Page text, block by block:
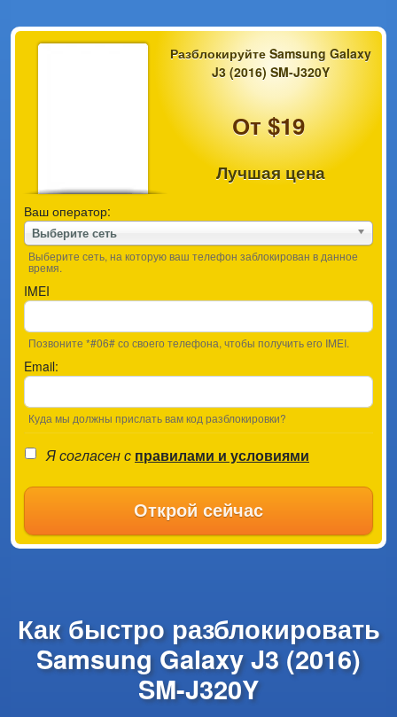
Разблокируйте Samsung Galaxy
J3 (2016) SM-J320Y
От $19
Лучшая цена
Ваш оператор:
Выберите сеть
Выберите сеть, на которую ваш телефон заблокирован в данное
время.
IMEI
Позвоните *#06# со своего телефона, чтобы получить его IMEI.
Email:
Куда мы должны прислать вам код разблокировки?
Я согласен с правилами и условиями
Открой сейчас
Как быстро разблокировать
Samsung Galaxy J3 (2016)
SM-J320Y